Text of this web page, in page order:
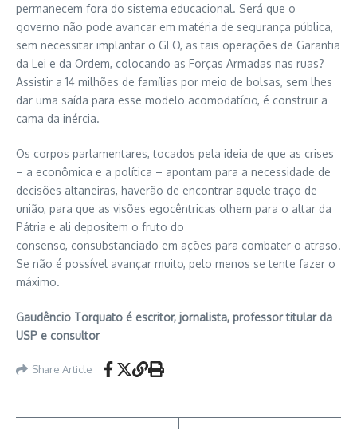
permanecem fora do sistema educacional. Será que o
governo não pode avançar em matéria de segurança pública,
sem necessitar implantar o GLO, as tais operações de Garantia
da Lei e da Ordem, colocando as Forças Armadas nas ruas?
Assistir a 14 milhões de famílias por meio de bolsas, sem lhes
dar uma saída para esse modelo acomodatício, é construir a
cama da inércia.
Os corpos parlamentares, tocados pela ideia de que as crises
– a econômica e a política – apontam para a necessidade de
decisões altaneiras, haverão de encontrar aquele traço de
união, para que as visões egocêntricas olhem para o altar da
Pátria e ali depositem o fruto do
consenso, consubstanciado em ações para combater o atraso.
Se não é possível avançar muito, pelo menos se tente fazer o
máximo.
Gaudêncio Torquato é escritor, jornalista, professor titular da
USP e consultor
Share Article